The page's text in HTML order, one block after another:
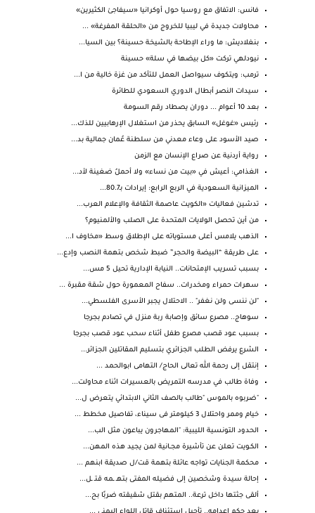
فانس: الاتفاق مع روسيا حول أوكرانيا «سيفاجئ الكثيرين»
محاولات جديدة في ليبيا للخروج من «الحلقة المفرغة» ...
بنغلاديش: ما وراء الإطاحة بالشيخة حسينة؟ بين السيا...
نيودلهي تركت «كل بيضها في سلة» حسينة
ترمب: ويتكوف سيواصل العمل للتأكد من غزة خالية من ا...
سيدات النصر أبطال الدوري السعودي للطائرة
بعد 10 أعوام ... دوران يصطاد رقم السومة
رئيس «غوغل» السابق يحذر من استغلال الإرهابيين للذك...
صيد الأسود على وعاء معدني من سلطنة عُمان جمالية بد...
رواية أردنية عن صراع الإنسان مع الزمن
الغذامي: أعيش في «بيت من نساء» ولا أحملُ ضغينة لأد...
الميزانية السعودية في الربع الرابع: إيرادات بـ80.7...
تدشين فعاليات «الكويت عاصمة الثقافة والإعلام العرب...
من أين تحصل الولايات المتحدة على الصلب والألمنيوم؟
الذهب يلامس أعلى مستوياته على الإطلاق وسط «مخاوف ا...
على طريقة “البيضة والحجر” ضبط شخص بتهمة النصب وإدع...
بسبب تسريب الإمتحانات.. النيابة الإدارية تحيل 5 مس...
سهرات حمراء ومخدرات.. سفاح المعمورة حول شقة مقبرة ...
"لن ننسى ولن نغفر" .. الاحتلال يجبر الأسرى الفلسطي...
سوهاج.. مصرع سائق وإصابة ربة منزل في تصادم بجرجا
بسبب عود قصب مصرع طفل أثناء سحب عود قصب بجرجا
الشرع يرفض الطلب الجزائري بتسليم المقاتلين الجزائر...
إنتقل إلى رحمة الله تعالى الحاج/ التهامى ابوالحمد ...
وفاة طالب في مدرسه التمريض بالعسيرات اثناء محاولت...
"ضربوه بالموس "طالب بالصف الثاني الابتدائي يتعرض ل...
خيام وممر واحتلال 3 كيلومتر فى سيناء، تفاصيل مخطط ...
الحدود التونسية الليبية: "المهاجرون يباعون مثل الب...
الكـويت تعلن عن تأشيرة مجــانية لمن يجيد هذه المهن...
محكمة الجنايات تواجه عائلة بتهمة قت/ل صديقة ابنهم ...
إحالة سيدة وشخصين إلى فضيله المفتى بتهـ ـمه قتـ ـل...
ألقى جثتها داخل ترعة.. المتهم بقتل شقيقته ضربًا بح...